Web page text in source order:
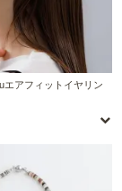
エアフィットイヤリン